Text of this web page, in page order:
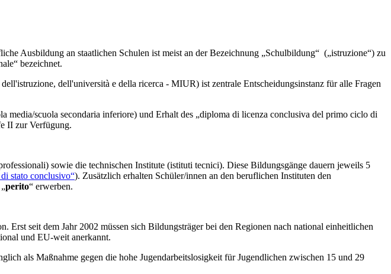
Ausbildung an staatlichen Schulen ist meist an der Bezeichnung „Schulbildung“ („istruzione“) zu
bezeichnet.
dell'università e della ricerca - MIUR) ist zentrale Entscheidungsinstanz für alle Fragen
scuola secondaria inferiore) und Erhalt des „diploma di licenza conclusiva del primo ciclo di
II zur Verfügung.
sowie die technischen Institute (istituti tecnici). Diese Bildungsgänge dauern jeweils 5
stato conclusivo“). Zusätzlich erhalten Schüler/innen an den beruflichen Instituten den
perito“ erwerben.
seit dem Jahr 2002 müssen sich Bildungsträger bei den Regionen nach national einheitlichen
und EU-weit anerkannt.
als Maßnahme gegen die hohe Jugendarbeitslosigkeit für Jugendlichen zwischen 15 und 29